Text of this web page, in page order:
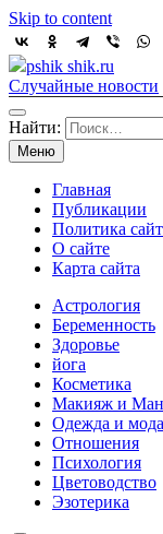
Skip to content
pshik shik.ru
Случайные новости
Найти:
Меню
Главная
Публикации
Политика
О сайте
Карта сайта
Астрология
Беременность
Здоровье
йога
Косметика
Макияж и
Одежда и мода
Отношения
Психология
Цветоводство
Эзотерика